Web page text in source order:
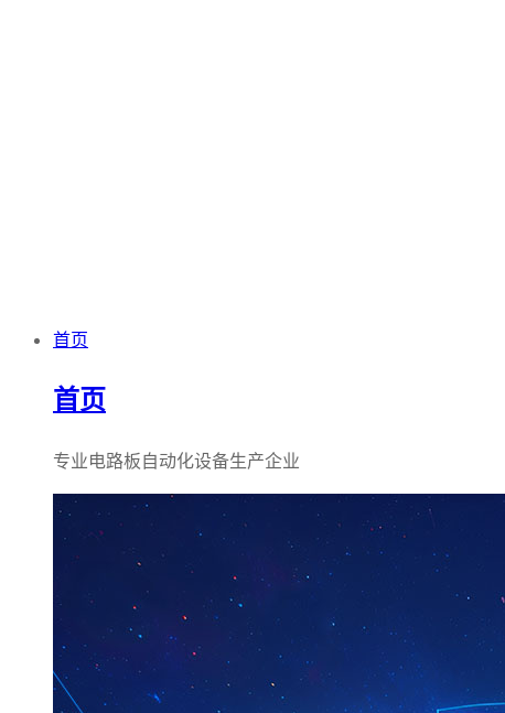
首页
首页
专业电路板自动化设备生产企业